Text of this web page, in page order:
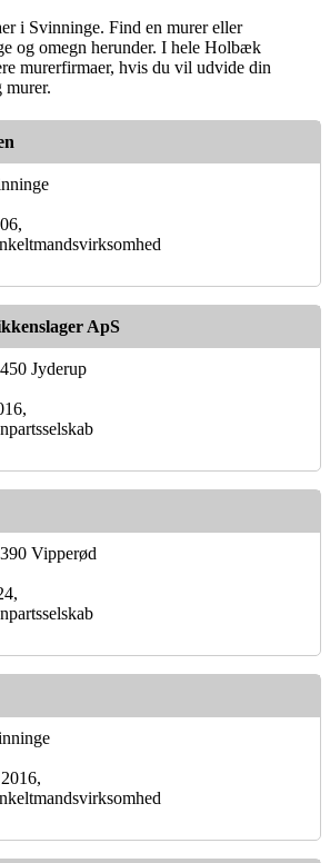
i Svinninge. Find en murer eller
og omegn herunder. I hele Holbæk
murerfirmaer, hvis du vil udvide din
murer.
ApS
Jyderup
Vipperød